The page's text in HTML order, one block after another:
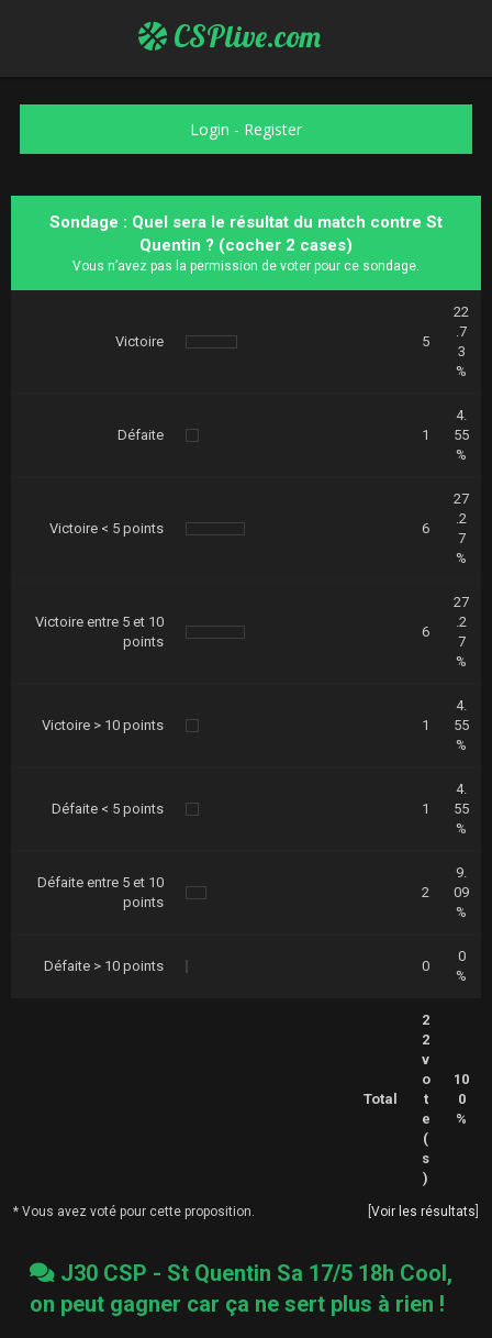
CSPlive.com
Login - Register
Sondage : Quel sera le résultat du match contre St
Quentin ? (cocher 2 cases)
Vous n’avez pas la permission de voter pour ce sondage.
Victoire 5
22
.7
3
%
Défaite 1
4.
55
%
Victoire < 5 points 6
27
.2
7
%
Victoire entre 5 et 10
points
6
27
.2
7
%
Victoire > 10 points 1
4.
55
%
Défaite < 5 points 1
4.
55
%
Défaite entre 5 et 10
points
2
9.
09
%
Défaite > 10 points 0
0
%
Total
2
2
v
o
t
e
(
s
)
10
0
%
* Vous avez voté pour cette proposition. Voir les résultats
J30 CSP - St Quentin Sa 17/5 18h Cool,
on peut gagner car ça ne sert plus à rien !